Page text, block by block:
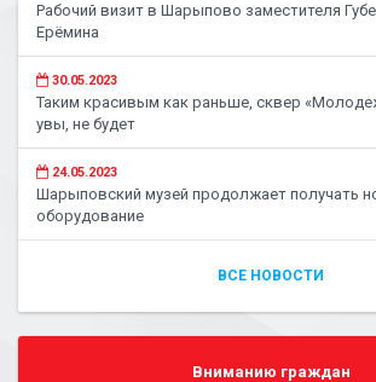
Рабочий визит в Шарыпово заместителя
Ерёмина
30.05.2023
Таким красивым как раньше, сквер
увы, не будет
24.05.2023
Шарыповский музей продолжает получать
оборудование
ВСЕ НОВОСТИ
Вниманию граждан